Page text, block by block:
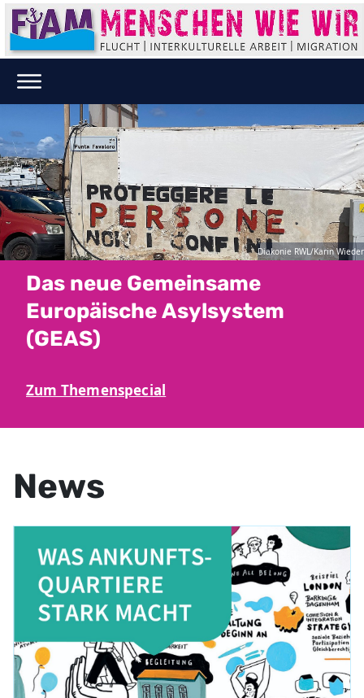
Diakonie RWL/Karin Wieder
Das neue Gemeinsame
Europäische Asylsystem
(GEAS)
Zum Themenspecial
News